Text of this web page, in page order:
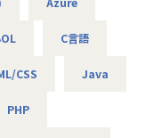
段階的にマネジメ
C言語
CSS Java
PHP